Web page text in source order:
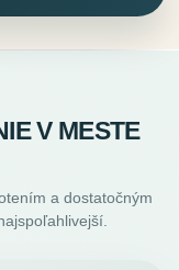
V MESTE
a dostatočným